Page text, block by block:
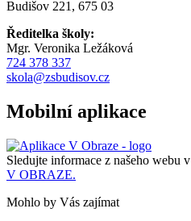
Budišov 221, 675 03
Ředitelka školy:
Mgr. Veronika Ležáková
724 378 337
skola@zsbudisov.cz
Mobilní aplikace
Sledujte informace z našeho webu v
V OBRAZE.
Mohlo by Vás zajímat